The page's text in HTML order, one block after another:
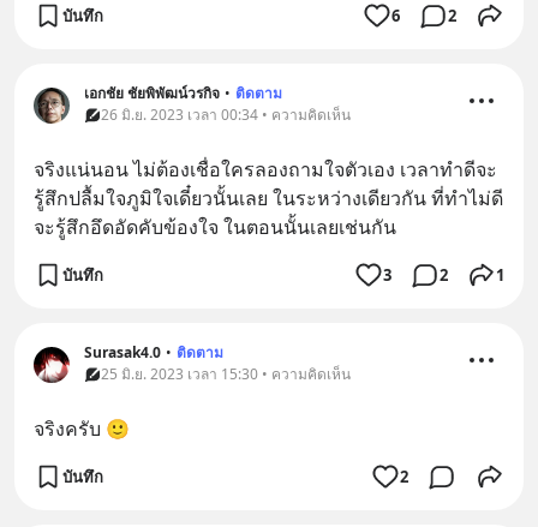
บันทึก 6 2
เอกชัย ชัยพิพัฒน์วรกิจ • ติดตาม
26 มิ.ย. 2023 เวลา 00:34 • ความคิดเห็น
จริงแน่นอน ไม่ต้องเชื่อใครลองถามใจตัวเอง เวลาทำดีจะ
รู้สึกปลื้มใจภูมิใจเดี๋ยวนั้นเลย ในระหว่างเดียวกัน ที่ทำไม่ดี
จะรู้สึกอึดอัดคับข้องใจ ในตอนนั้นเลยเช่นกัน
บันทึก 3 2 1
Surasak4.0 • ติดตาม
25 มิ.ย. 2023 เวลา 15:30 • ความคิดเห็น
จริงครับ 🙂
บันทึก 2